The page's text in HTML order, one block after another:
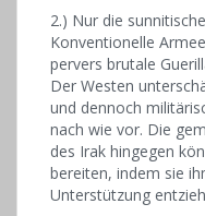
2.) Nur die
Konventionelle
pervers brutale
Der Westen
und dennoch
nach wie vor. Die
des Irak hingegen
bereiten, indem sie
Unterstützung